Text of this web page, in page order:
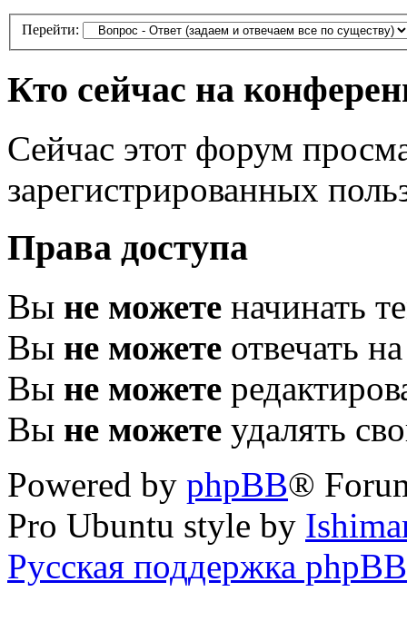
Перейти:
Кто сейчас на
Сейчас этот форум
зарегистрированных
Права доступа
Вы не можете начинать
Вы не можете отвечать
Вы не можете
Вы не можете удалять
Powered by phpBB®
Pro Ubuntu style by
Русская поддержка phpBB